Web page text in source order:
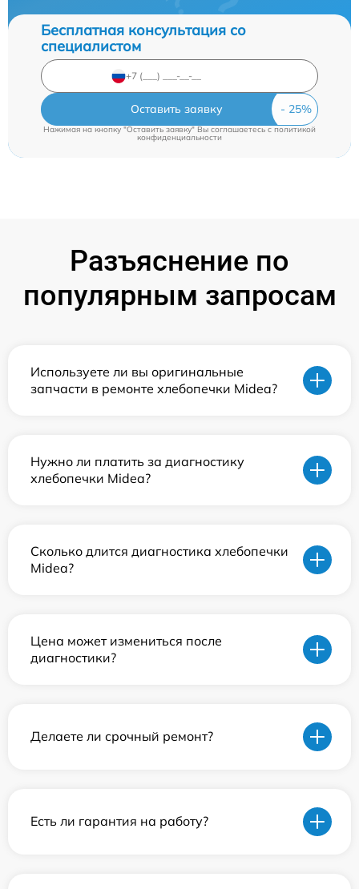
Бесплатная консультация со
специалистом
Оставить заявку
Нажимая на кнопку "Оставить заявку" Вы соглашаетесь cполитикой
конфиденциальности
Разъяснение по
популярным запросам
Используете ли вы оригинальные
запчасти в ремонте хлебопечки Midea?
Нужно ли платить за диагностику
хлебопечки Midea?
Сколько длится диагностика хлебопечки
Midea?
Цена может измениться после
диагностики?
Делаете ли срочный ремонт?
Есть ли гарантия на работу?